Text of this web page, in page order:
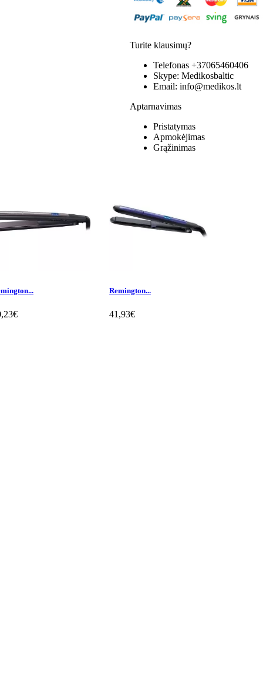
Turite klausimų?
Telefonas +37065460406
Skype: Medikosbaltic
Email: info@medikos.lt
Aptarnavimas
Pristatymas
Apmokėjimas
Grąžinimas
Remington...
41,93€